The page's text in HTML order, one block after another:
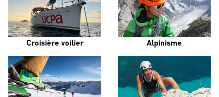
Croisière voilier Alpinisme